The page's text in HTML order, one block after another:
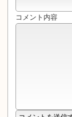
コメント内容